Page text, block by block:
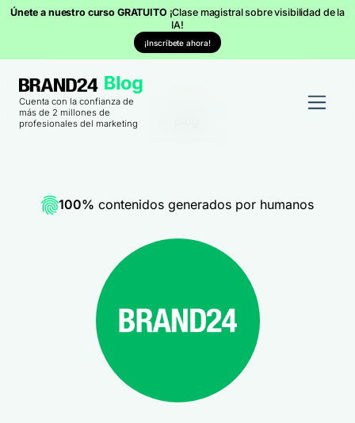
Únete a nuestro curso GRATUITO ¡Clase magistral sobre visibilidad de la
IA!
¡Inscríbete ahora!
Cuenta con la confianza de
más de 2 millones de
profesionales del marketing
100% contenidos generados por humanos